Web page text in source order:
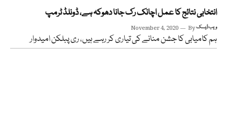
انتخابی نتائج کا عمل اچانک رک جانا دھوکہ ہے، ڈونلڈ ٹرمپ
November 4, 2020 Byویب ڈیسک
ہم کامیابی کا جشن منانے کی تیاری کر رہے ہیں، ری پبلکن امیدوار